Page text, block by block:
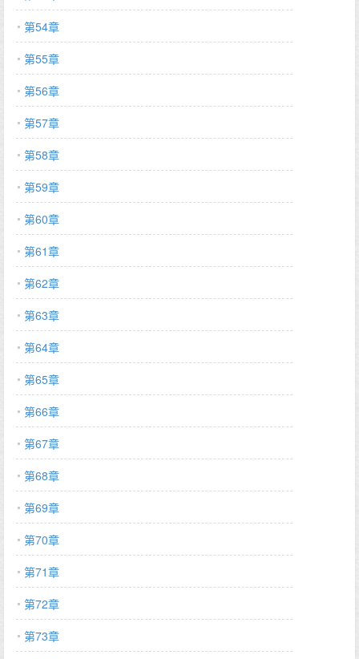
第54章
第55章
第56章
第57章
第58章
第59章
第60章
第61章
第62章
第63章
第64章
第65章
第66章
第67章
第68章
第69章
第70章
第71章
第72章
第73章